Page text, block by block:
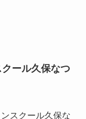
クール久保なつ
スクール久保な